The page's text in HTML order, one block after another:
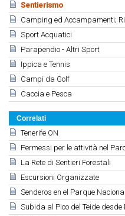
Sentierismo
Camping ed Accampamenti;
Sport Acquatici
Parapendio - Altri Sport
Ippica e Tennis
Campi da Golf
Caccia e Pesca
Correlati
Tenerife ON
Permessi per le attività nel
La Rete di Sentieri Forestali
Escursioni Organizzate
Senderos en el Parque
Subida al Pico del Teide